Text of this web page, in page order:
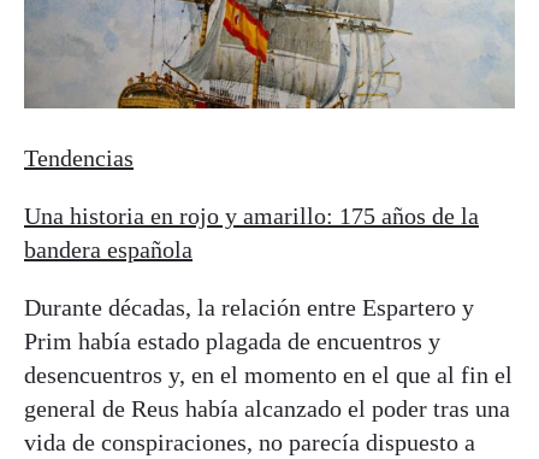
Tendencias
Una historia en rojo y amarillo: 175 años de la
bandera española
Durante décadas, la relación entre Espartero y
Prim había estado plagada de encuentros y
desencuentros y, en el momento en el que al fin el
general de Reus había alcanzado el poder tras una
vida de conspiraciones, no parecía dispuesto a